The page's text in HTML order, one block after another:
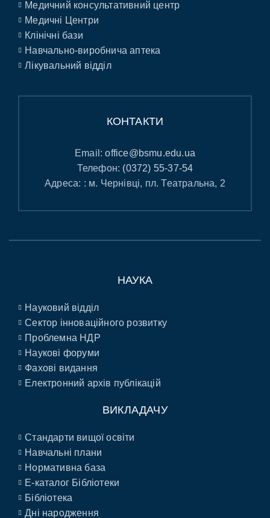
Медичний консультативний центр
Медичні Центри
Клінічні бази
Навчально-виробнича аптека
Лікувальний відділ
КОНТАКТИ
Email:office@bsmu.edu.ua
Телефон: (0372) 55-37-54
Адреса: : м. Чернівці, пл. Театральна, 2
НАУКА
Науковий відділ
Сектор інноваційного розвитку
Проблемна НДР
Наукові форуми
Фахові видання
Електронний архів публікацій
ВИКЛАДАЧУ
Стандарти вищої освіти
Навчальні плани
Нормативна база
E-каталог Бібліотеки
Бібліотека
Дні народження